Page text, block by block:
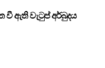
ඇති වැටුප් අර්බුදය